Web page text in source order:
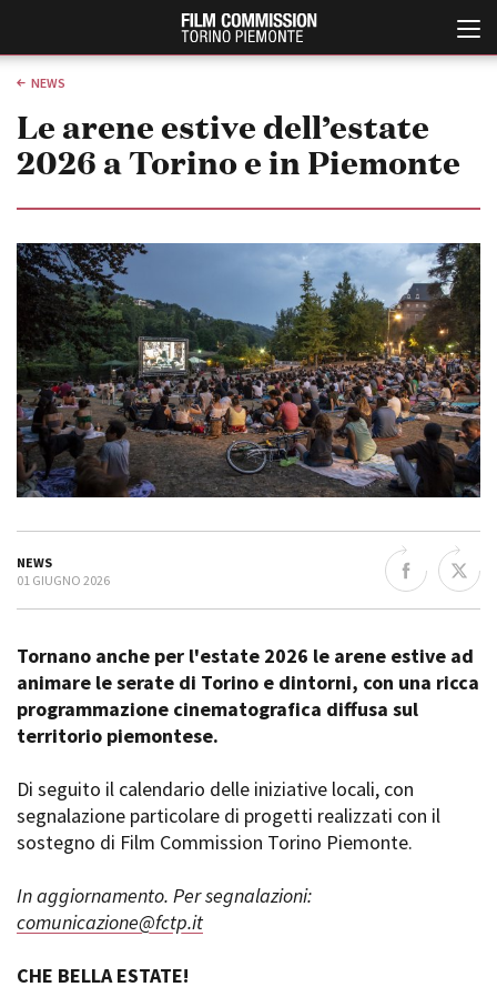
Italiano English
ABOUT
Chi siamo
Storia della Fondazione
Contatti
La sede
Partner
Amministrazione
trasparente
Sostenibilità ambientale
Servizi generali
Location scouting
Spazi nella sede FCTP
Sala Casting
Sala Paolo Tenna
FILM FUNDS
Piemonte Film Tv Fund
Piemonte Film Tv
Piemonte Doc Film Fund
EVENTI, SPECIALI
Anteprime in Piemonte
TFI Torino Film Industry -
Production Days
Avenue Cove - Erasmus +
Guarda che storia!
location della Torino di Paolo
Ciak in TOur!
FESTIVAL, MARKETS,
AWARDS
International Film Festival
Festival de Cannes
Biografilm Festival - Bio to B
Industry Days
Mostra Internazionale d’Arte
NEWS
Le arene estive dell’estate
2026 a Torino e in Piemonte
NEWS
01 GIUGNO 2026
Tornano anche per l'estate 2026 le arene estive ad
animare le serate di Torino e dintorni, con una ricca
programmazione cinematografica diffusa sul
territorio piemontese.
Di seguito il calendario delle iniziative locali, con
segnalazione particolare di progetti realizzati con il
sostegno di Film Commission Torino Piemonte.
In aggiornamento. Per segnalazioni:
comunicazione@fctp.it
CHE BELLA ESTATE!